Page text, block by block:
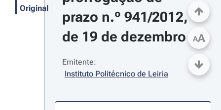
Original
prazo n.º 941/2012,
de 19 de dezembro
Emitente:
Instituto Politécnico de Leiria
AA